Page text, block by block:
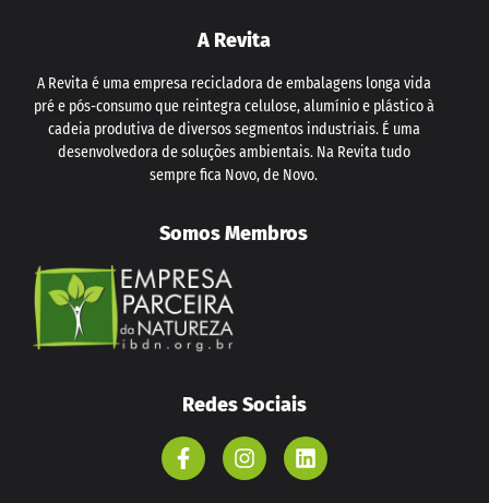
A Revita
A Revita é uma empresa recicladora de embalagens longa vida
pré e pós-consumo que reintegra celulose, alumínio e plástico à
cadeia produtiva de diversos segmentos industriais. É uma
desenvolvedora de soluções ambientais. Na Revita tudo
sempre fica Novo, de Novo.
Somos Membros
Redes Sociais